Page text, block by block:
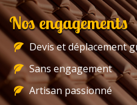
Nos engagements
Devis et déplacement
Sans engagement
Artisan passionné